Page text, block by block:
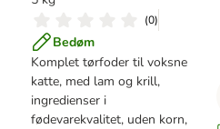
(0)
Bedøm
Komplet tørfoder til voksne
katte, med lam og krill,
ingredienser i
fødevarekvalitet, uden korn,